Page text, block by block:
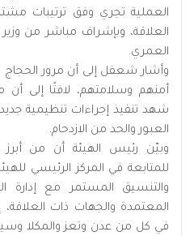
العملية تجري وفق ترتيبات
العلاقة، وبإشراف مباشر من
العمري.
وأشار شعفل إلى أن مرور
شهد تنفيذ إجراءات تنظيمية
العبور والحد من الازدحام.
وبيّن رئيس الهيئة أن من أبرز
للمتابعة في المركز الرئيسي
والتنسيق المستمر مع إدارة
المعتمدة والجهات ذات
في كل من عدن وتعز والمكلا